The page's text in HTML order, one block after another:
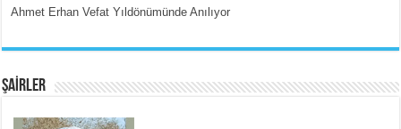
Ahmet Erhan Vefat Yıldönümünde Anılıyor
ŞAİRLER